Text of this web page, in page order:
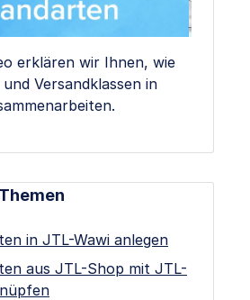
erklären wir Ihnen, wie
Versandklassen in
in JTL-Wawi anlegen
aus JTL-Shop mit JTL-